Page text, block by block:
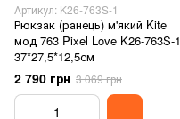
Артикул: K26-763S-1
Рюкзак (ранець) м'який Kite
мод 763 Pixel Love K26-763S-1
37*27,5*12,5см
2 790 грн 3 069 грн